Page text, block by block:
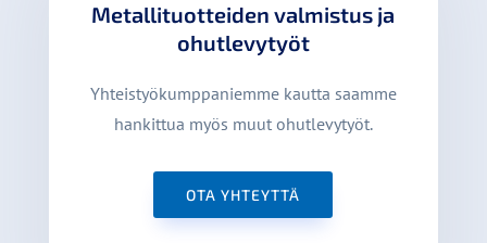
Metallituotteiden valmistus ja
ohutlevytyöt
Yhteistyökumppaniemme kautta saamme
hankittua myös muut ohutlevytyöt.
OTA YHTEYTTÄ